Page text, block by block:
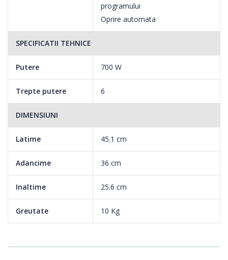
Ai de ales intre 6 nivele de putere, in functie de ceea ce iti
doresti sa prepari sau sa incalzesti.
Functie decongelare
Tuturor ni s-a intamplat sa ne apucam de gatit, dar sa ne dam
programului
Oprire automata
SPECIFICATII TEHNICE
Putere 700 W
Trepte putere 6
DIMENSIUNI
Latime 45.1 cm
Adancime 36 cm
Inaltime 25.6 cm
Greutate 10 Kg